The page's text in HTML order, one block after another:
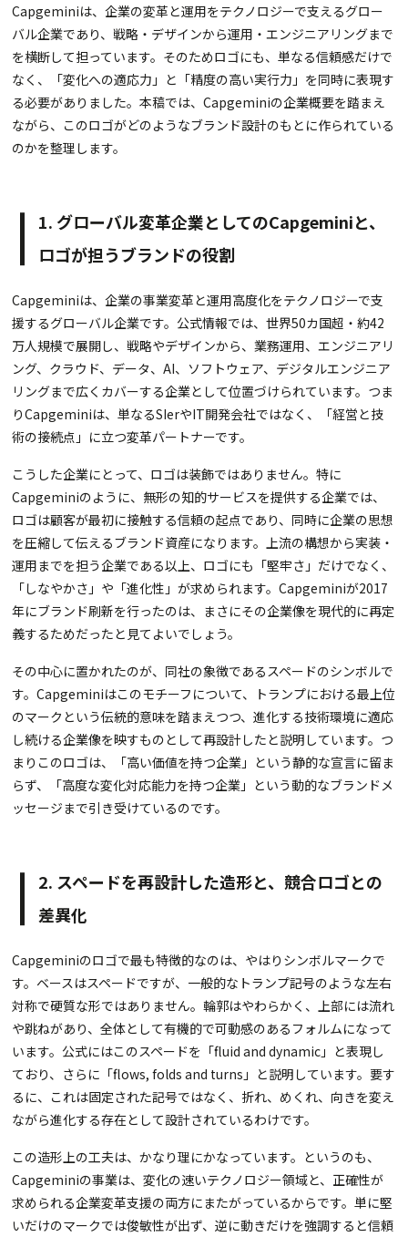
Capgeminiは、企業の変革と運用をテクノロジーで支えるグロー
バル企業であり、戦略・デザインから運用・エンジニアリングまで
を横断して担っています。そのためロゴにも、単なる信頼感だけで
なく、「変化への適応力」と「精度の高い実行力」を同時に表現す
る必要がありました。本稿では、Capgeminiの企業概要を踏まえ
ながら、このロゴがどのようなブランド設計のもとに作られている
のかを整理します。
1. グローバル変革企業としてのCapgeminiと、
ロゴが担うブランドの役割
Capgeminiは、企業の事業変革と運用高度化をテクノロジーで支
援するグローバル企業です。公式情報では、世界50カ国超・約42
万人規模で展開し、戦略やデザインから、業務運用、エンジニアリ
ング、クラウド、データ、AI、ソフトウェア、デジタルエンジニア
リングまで広くカバーする企業として位置づけられています。つま
りCapgeminiは、単なるSIerやIT開発会社ではなく、「経営と技
術の接続点」に立つ変革パートナーです。
こうした企業にとって、ロゴは装飾ではありません。特に
Capgeminiのように、無形の知的サービスを提供する企業では、
ロゴは顧客が最初に接触する信頼の起点であり、同時に企業の思想
を圧縮して伝えるブランド資産になります。上流の構想から実装・
運用までを担う企業である以上、ロゴにも「堅牢さ」だけでなく、
「しなやかさ」や「進化性」が求められます。Capgeminiが2017
年にブランド刷新を行ったのは、まさにその企業像を現代的に再定
義するためだったと見てよいでしょう。
その中心に置かれたのが、同社の象徴であるスペードのシンボルで
す。Capgeminiはこのモチーフについて、トランプにおける最上位
のマークという伝統的意味を踏まえつつ、進化する技術環境に適応
し続ける企業像を映すものとして再設計したと説明しています。つ
まりこのロゴは、「高い価値を持つ企業」という静的な宣言に留ま
らず、「高度な変化対応能力を持つ企業」という動的なブランドメ
ッセージまで引き受けているのです。
2. スペードを再設計した造形と、競合ロゴとの
差異化
Capgeminiのロゴで最も特徴的なのは、やはりシンボルマークで
す。ベースはスペードですが、一般的なトランプ記号のような左右
対称で硬質な形ではありません。輪郭はやわらかく、上部には流れ
や跳ねがあり、全体として有機的で可動感のあるフォルムになって
います。公式にはこのスペードを「fluid and dynamic」と表現し
ており、さらに「flows, folds and turns」と説明しています。要す
るに、これは固定された記号ではなく、折れ、めくれ、向きを変え
ながら進化する存在として設計されているわけです。
この造形上の工夫は、かなり理にかなっています。というのも、
Capgeminiの事業は、変化の速いテクノロジー領域と、正確性が
求められる企業変革支援の両方にまたがっているからです。単に堅
いだけのマークでは俊敏性が出ず、逆に動きだけを強調すると信頼